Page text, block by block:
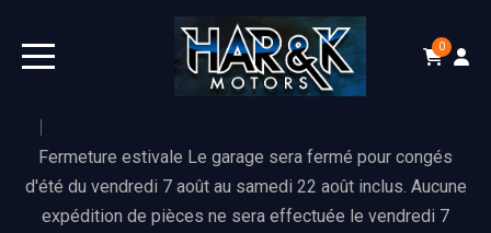
0
Fermeture estivale Le garage sera fermé pour congés
d'été du vendredi 7 août au samedi 22 août inclus. Aucune
expédition de pièces ne sera effectuée le vendredi 7